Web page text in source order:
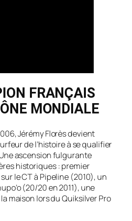
FRANÇAIS
MONDIALE
Jérémy Florès devient
de l’histoire à se qualifier
ascension fulgurante
historiques : premier
le CT à Pipeline (2010), un
(20/20 en 2011), une
maison lors du Quiksilver Pro